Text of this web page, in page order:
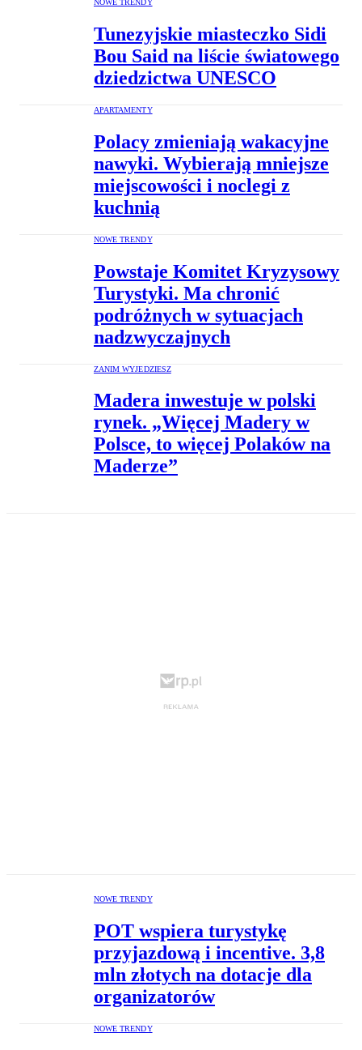
NOWE TRENDY
Tunezyjskie miasteczko Sidi
Bou Said na liście światowego
dziedzictwa UNESCO
APARTAMENTY
Polacy zmieniają wakacyjne
nawyki. Wybierają mniejsze
miejscowości i noclegi z
kuchnią
NOWE TRENDY
Powstaje Komitet Kryzysowy
Turystyki. Ma chronić
podróżnych w sytuacjach
nadzwyczajnych
ZANIM WYJEDZIESZ
Madera inwestuje w polski
rynek. „Więcej Madery w
Polsce, to więcej Polaków na
Maderze”
NOWE TRENDY
POT wspiera turystykę
przyjazdową i incentive. 3,8
mln złotych na dotacje dla
organizatorów
NOWE TRENDY